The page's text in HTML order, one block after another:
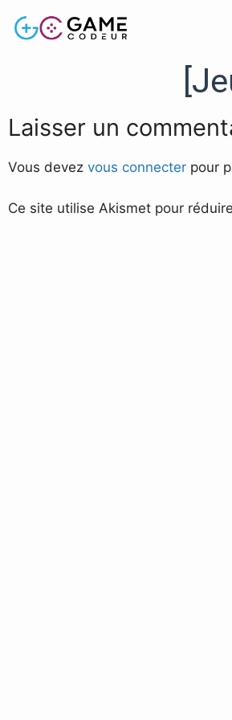
Laisser un
Vous devez vous connecter pour
Ce site utilise Akismet pour